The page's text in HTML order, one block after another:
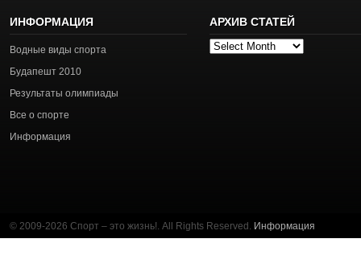
ИНФОРМАЦИЯ
Водные виды спорта
Будапешт 2010
Результаты олимпиады
Все о спорте
Информация
АРХИВ СТАТЕЙ
Архив
© 2009-2026 Спорт – это жизнь!. All Rights Reserved. Информация